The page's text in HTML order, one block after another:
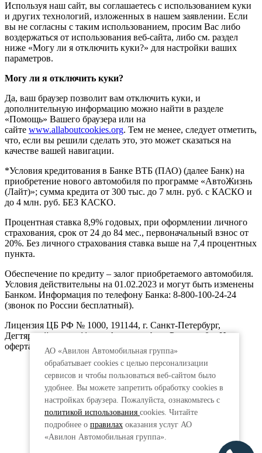
АО «Авилон Автомобильная группа»
обрабатывает cookies с целью персонализации
сервисов и чтобы пользоваться веб-сайтом было
удобнее. Вы можете запретить обработку сookies в
настройках браузера. Пожалуйста, ознакомьтесь с
политикой использования cookies. Читайте
подробнее о правилахоказания услуг АО
«Авилон Автомобильная группа».
Используя наш сайт, вы соглашаетесь с использованием куки
и других технологий, изложенных в нашем заявлении. Если
вы не согласны с таким использованием, просим Вас либо
воздержаться от использования веб-сайта, либо см. раздел
ниже «Могу ли я отключить куки?» для настройки ваших
параметров.
Могу ли я отключить куки?
Да, ваш браузер позволит вам отключить куки, и
дополнительную информацию можно найти в разделе
«Помощь» Вашего браузера или на
сайте www.allaboutcookies.org. Тем не менее, следует отметить,
что, если вы решили сделать это, это может сказаться на
качестве вашей навигации.
*Условия кредитования в Банке ВТБ (ПАО) (далее Банк) на
приобретение нового автомобиля по программе «АвтоЖизнь
(Лайт)»; сумма кредита от 300 тыс. до 7 млн. руб. с КАСКО и
до 4 млн. руб. БЕЗ КАСКО.
Процентная ставка 8,9% годовых, при оформлении личного
страхования, срок от 24 до 84 мес., первоначальный взнос от
20%. Без личного страхования ставка выше на 7,4 процентных
пункта.
Обеспечение по кредиту – залог приобретаемого автомобиля.
Условия действительны на 01.02.2023 и могут быть изменены
Банком. Информация по телефону Банка: 8-800-100-24-24
(звонок по России бесплатный).
Лицензия ЦБ РФ № 1000, 191144, г. Санкт-Петербург,
Дегтярный пер., д.11, лит.А. www.vtb.ru. Реклама 0+. Не
оферта.